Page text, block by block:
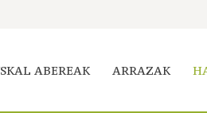
ABEREAK ARRAZAK